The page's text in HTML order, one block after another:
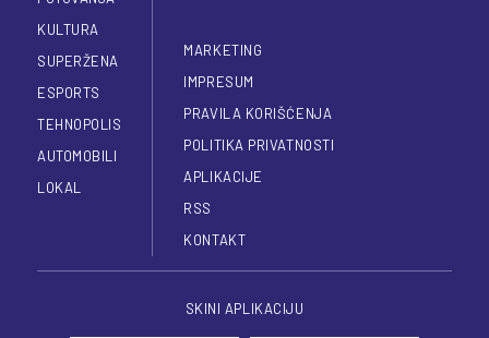
KULTURA
SUPERŽENA
ESPORTS
TEHNOPOLIS
AUTOMOBILI
LOKAL
MARKETING
IMPRESUM
PRAVILA KORIŠĆENJA
POLITIKA PRIVATNOSTI
APLIKACIJE
RSS
KONTAKT
SKINI APLIKACIJU